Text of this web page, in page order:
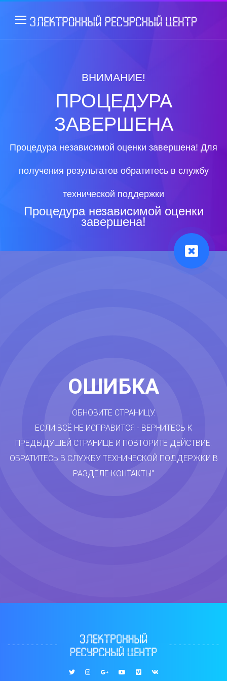
ВНИМАНИЕ!
ПРОЦЕДУРА
ЗАВЕРШЕНА
Процедура независимой оценки завершена! Для
получения результатов обратитесь в службу
технической поддержки
Процедура независимой оценки
завершена!
ОШИБКА
ОБНОВИТЕ СТРАНИЦУ.
ЕСЛИ ВСЁ НЕ ИСПРАВИТСЯ - ВЕРНИТЕСЬ К
ПРЕДЫДУЩЕЙ СТРАНИЦЕ И ПОВТОРИТЕ ДЕЙСТВИЕ.
ОБРАТИТЕСЬ В СЛУЖБУ ТЕХНИЧЕСКОЙ ПОДДЕРЖКИ В
РАЗДЕЛЕ КОНТАКТЫ"